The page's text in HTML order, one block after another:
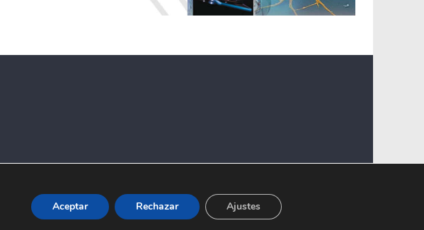
Aceptar Rechazar Ajustes